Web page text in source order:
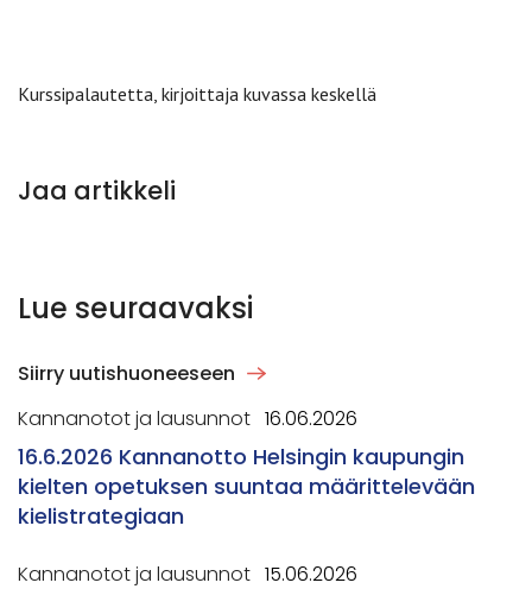
Kurssipalautetta, kirjoittaja kuvassa keskellä
Jaa artikkeli
Lue seuraavaksi
Siirry uutishuoneeseen
Kannanotot ja lausunnot 16.06.2026
16.6.2026 Kannanotto Helsingin kaupungin
kielten opetuksen suuntaa määrittelevään
kielistrategiaan
Kannanotot ja lausunnot 15.06.2026